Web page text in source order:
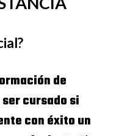
de
cursado si
con éxito un